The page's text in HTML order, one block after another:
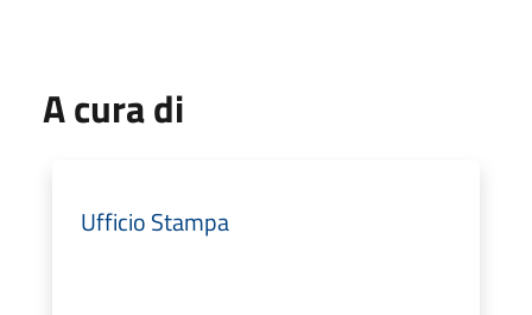
A cura di
Ufficio Stampa